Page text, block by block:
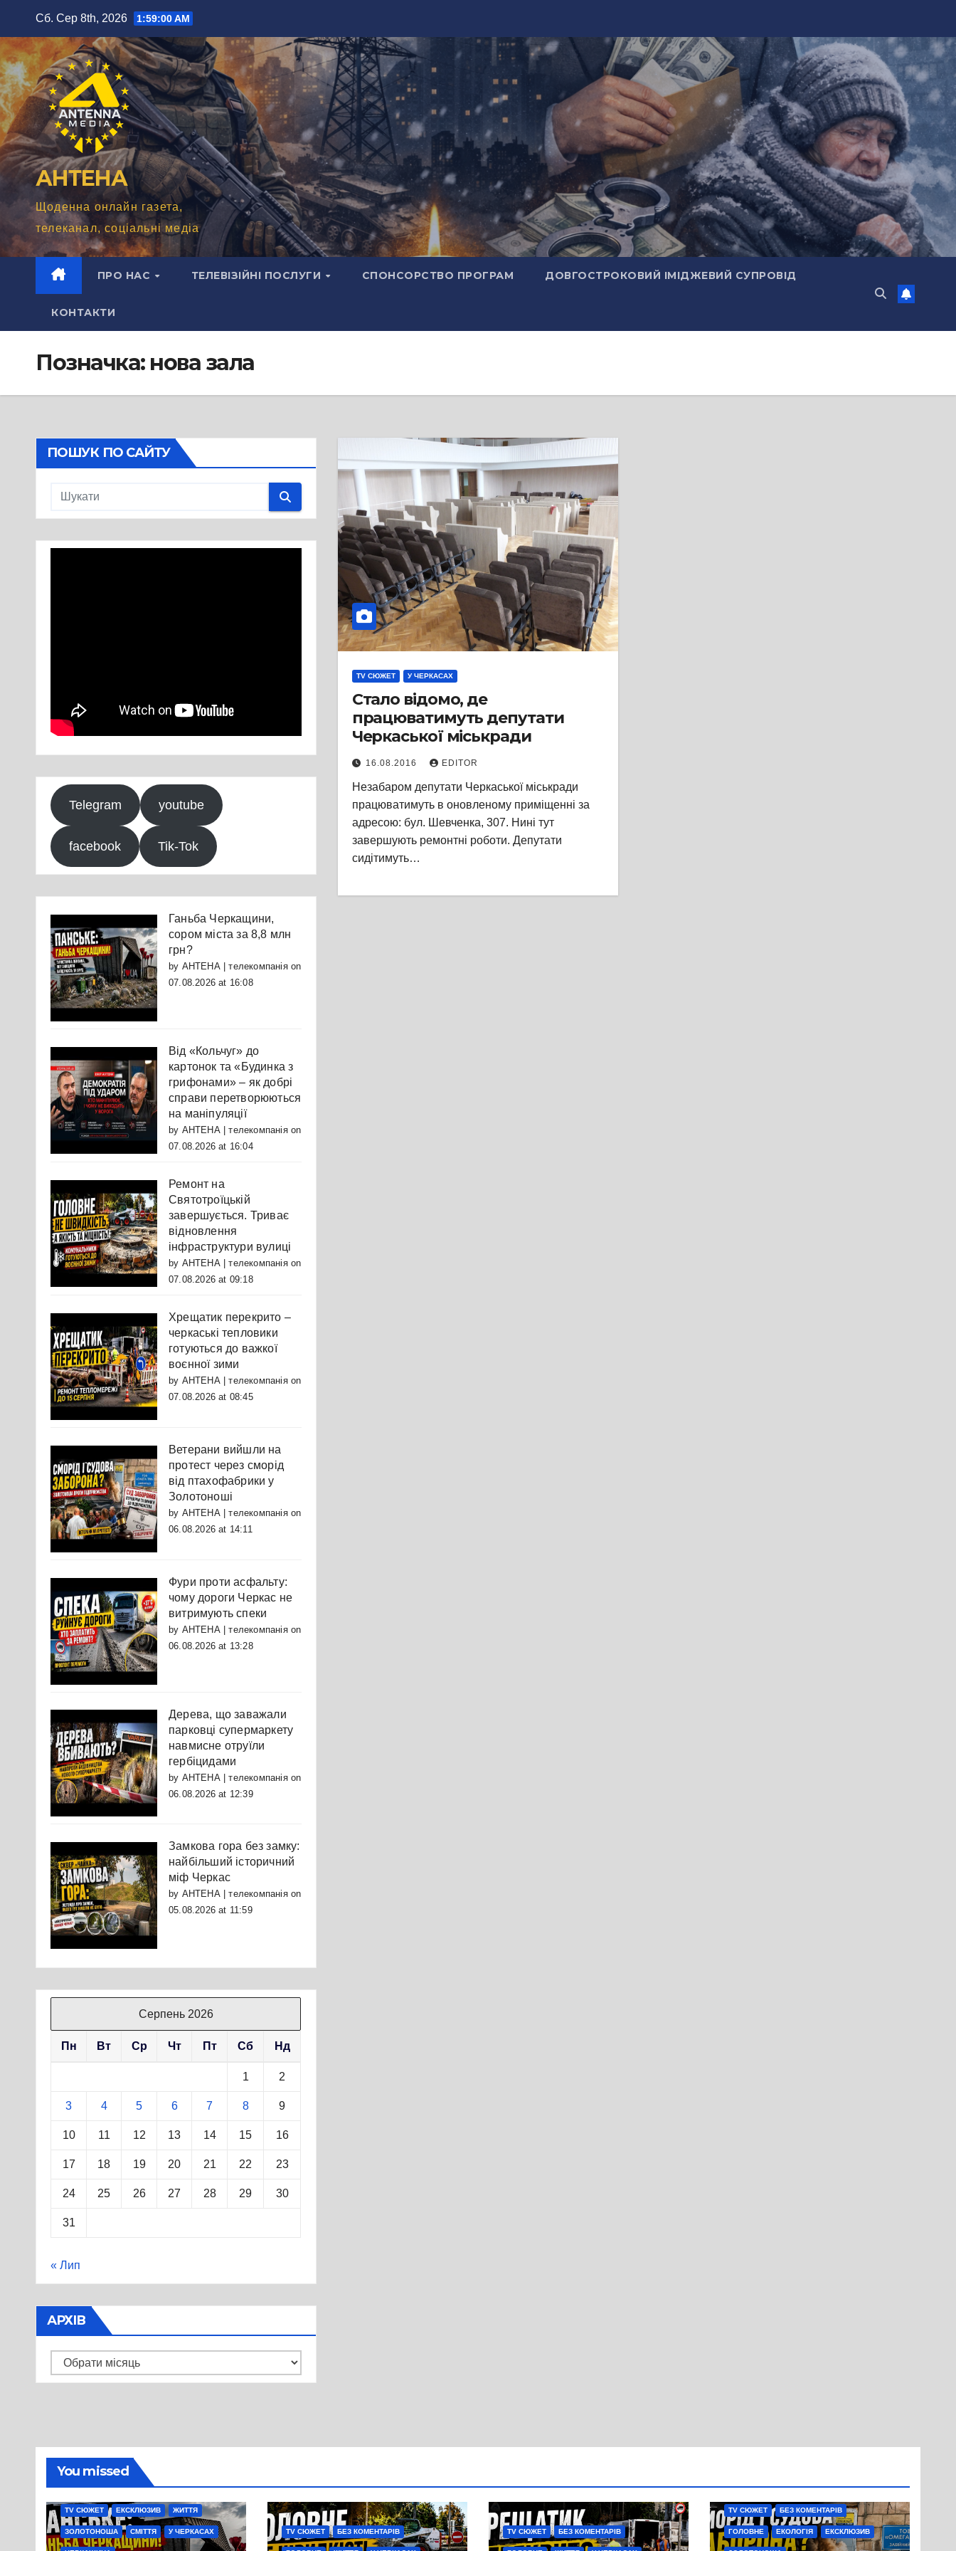
вмісту
Сб. Сер 8th, 2026 1:59:02 AM
АНТЕНА
Щоденна онлайн газета,
телеканал, соціальні медіа
ПРО НАС ТЕЛЕВІЗІЙНІ ПОСЛУГИ СПОНСОРСТВО ПРОГРАМ ДОВГОСТРОКОВИЙ ІМІДЖЕВИЙ СУПРОВІД
КОНТАКТИ
Позначка: нова зала
ПОШУК ПО САЙТУ
Telegram youtube
facebook Tik-Tok
Ганьба Черкащини,
сором міста за 8,8 млн
грн?
by АНТЕНА | телекомпаніяon
07.08.2026 at 16:08
Від «Кольчуг» до
картонок та «Будинка з
грифонами» – як добрі
справи перетворюються
на маніпуляції
by АНТЕНА | телекомпаніяon
07.08.2026 at 16:04
Ремонт на
Святотроїцькій
завершується. Триває
відновлення
інфраструктури вулиці
by АНТЕНА | телекомпаніяon
07.08.2026 at 09:18
Хрещатик перекрито –
черкаські тепловики
готуються до важкої
воєнної зими
by АНТЕНА | телекомпаніяon
07.08.2026 at 08:45
Ветерани вийшли на
протест через сморід
від птахофабрики у
Золотоноші
by АНТЕНА | телекомпаніяon
06.08.2026 at 14:11
Фури проти асфальту:
чому дороги Черкас не
витримують спеки
by АНТЕНА | телекомпаніяon
06.08.2026 at 13:28
Дерева, що заважали
парковці супермаркету
навмисне отруїли
гербіцидами
by АНТЕНА | телекомпаніяon
06.08.2026 at 12:39
Замкова гора без замку:
найбільший історичний
міф Черкас
by АНТЕНА | телекомпаніяon
05.08.2026 at 11:59
Серпень 2026
Пн Вт Ср Чт Пт Сб Нд
1 2
3 4 5 6 7 8 9
10 11 12 13 14 15 16
17 18 19 20 21 22 23
24 25 26 27 28 29 30
31
« Лип
АРХІВ
Архів
TV СЮЖЕТ У ЧЕРКАСАХ
Стало відомо, де
працюватимуть депутати
Черкаської міськради
16.08.2016 EDITOR
Незабаром депутати Черкаської міськради
працюватимуть в оновленому приміщенні за
адресою: бул. Шевченка, 307. Нині тут
завершують ремонтні роботи. Депутати
сидітимуть…
You missed
TV СЮЖЕТ ЕКСКЛЮЗИВ ЖИТТЯ
ЗОЛОТОНОША СМІТТЯ У ЧЕРКАСАХ TV СЮЖЕТ БЕЗ КОМЕНТАРІВ TV СЮЖЕТ БЕЗ КОМЕНТАРІВ
TV СЮЖЕТ БЕЗ КОМЕНТАРІВ
ГОЛОВНЕ ЕКОЛОГІЯ ЕКСКЛЮЗИВ